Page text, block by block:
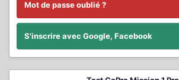
Mot de passe oublié ?
S'inscrire avec Google, Facebook